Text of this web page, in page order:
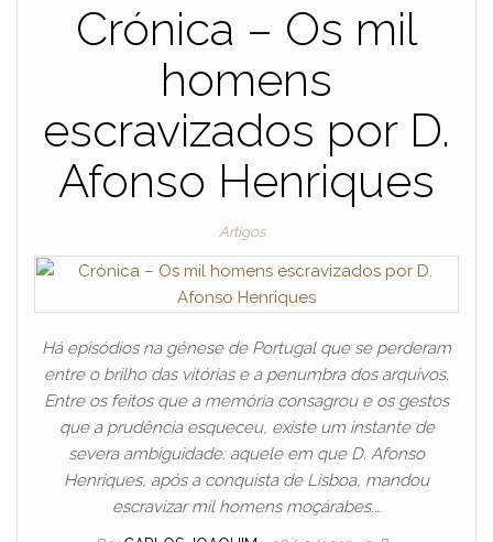
Crónica – Os mil
homens
escravizados por D.
Afonso Henriques
Artigos
Há episódios na génese de Portugal que se perderam
entre o brilho das vitórias e a penumbra dos arquivos.
Entre os feitos que a memória consagrou e os gestos
que a prudência esqueceu, existe um instante de
severa ambiguidade: aquele em que D. Afonso
Henriques, após a conquista de Lisboa, mandou
escravizar mil homens moçárabes.…